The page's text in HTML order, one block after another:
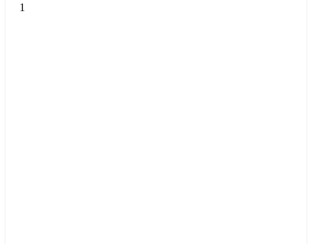
1